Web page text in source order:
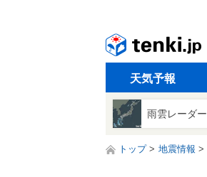
天気予報
雨雲レーダー
トップ 地震情報